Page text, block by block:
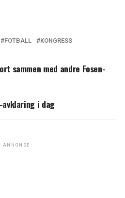
FOTBALL KONGRESS
sammen med andre Fosen-
avklaring i dag
ANNONSE